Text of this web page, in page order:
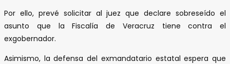
Por ello, prevé solicitar al juez que declare sobreseído el
asunto que la Fiscalía de Veracruz tiene contra el
exgobernador.
Asimismo, la defensa del exmandatario estatal espera que